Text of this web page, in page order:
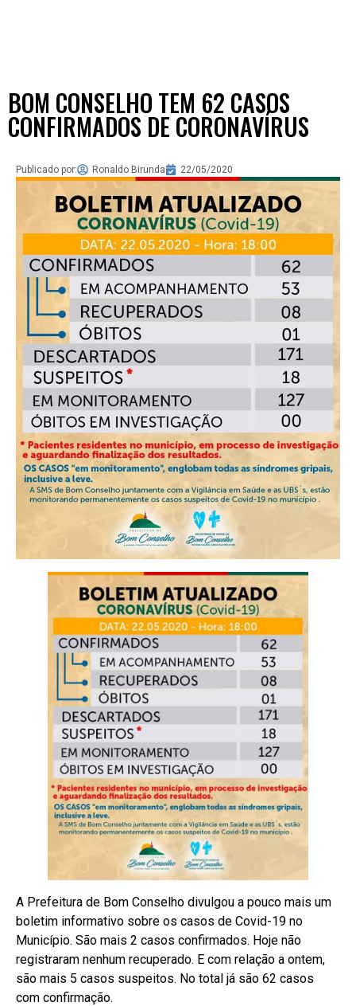
BOM CONSELHO TEM 62 CASOS
CONFIRMADOS DE CORONAVÍRUS
Publicado por: Ronaldo Birunda 22/05/2020
A Prefeitura de Bom Conselho divulgou a pouco mais um
boletim informativo sobre os casos de Covid-19 no
Município. São mais 2 casos confirmados. Hoje não
registraram nenhum recuperado. E com relação a ontem,
são mais 5 casos suspeitos. No total já são 62 casos
com confirmação.